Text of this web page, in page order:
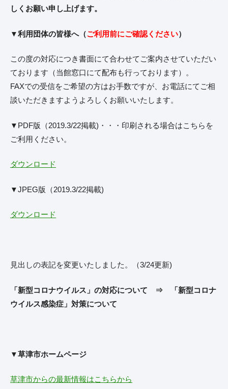
しくお願い申し上げます。
▼利用団体の皆様へ（ご利用前にご確認ください）
この度の対応につき書面にて合わせてご案内させていただい
ております（当館窓口にて配布も行っております）。
FAXでの受信をご希望の方はお手数ですが、お電話にてご相
談いただきますようよろしくお願いいたします。
▼PDF版（2019.3/22掲載)・・・印刷される場合はこちらを
ご利用ください。
ダウンロード
▼JPEG版（2019.3/22掲載)
ダウンロード
見出しの表記を変更いたしました。（3/24更新)
「新型コロナウイルス」の対応について ⇒ 「新型コロナ
ウイルス感染症」対策について
▼草津市ホームページ
草津市からの最新情報はこちらから